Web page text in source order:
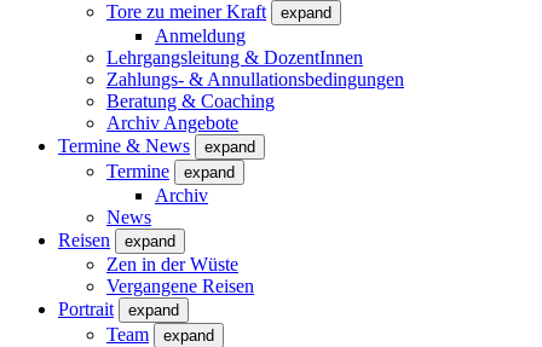
Tore zu meiner Kraft
expand
Anmeldung
Lehrgangsleitung & DozentInnen
Zahlungs- & Annullationsbedingungen
Beratung & Coaching
Archiv Angebote
Termine & News
expand
Termine expand
Archiv
News
Reisen
expand
Zen in der Wüste
Vergangene Reisen
Portrait
expand
Team expand